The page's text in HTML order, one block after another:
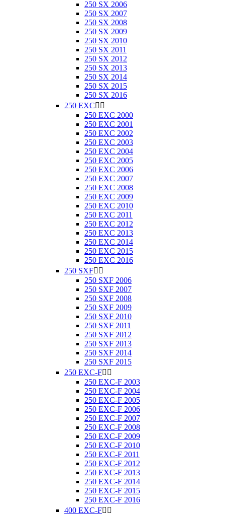
250 SX 2006
250 SX 2007
250 SX 2008
250 SX 2009
250 SX 2010
250 SX 2011
250 SX 2012
250 SX 2013
250 SX 2014
250 SX 2015
250 SX 2016
250 EXC 
250 EXC 2000
250 EXC 2001
250 EXC 2002
250 EXC 2003
250 EXC 2004
250 EXC 2005
250 EXC 2006
250 EXC 2007
250 EXC 2008
250 EXC 2009
250 EXC 2010
250 EXC 2011
250 EXC 2012
250 EXC 2013
250 EXC 2014
250 EXC 2015
250 EXC 2016
250 SXF 
250 SXF 2006
250 SXF 2007
250 SXF 2008
250 SXF 2009
250 SXF 2010
250 SXF 2011
250 SXF 2012
250 SXF 2013
250 SXF 2014
250 SXF 2015
250 EXC-F 
250 EXC-F 2003
250 EXC-F 2004
250 EXC-F 2005
250 EXC-F 2006
250 EXC-F 2007
250 EXC-F 2008
250 EXC-F 2009
250 EXC-F 2010
250 EXC-F 2011
250 EXC-F 2012
250 EXC-F 2013
250 EXC-F 2014
250 EXC-F 2015
250 EXC-F 2016
400 EXC-F 